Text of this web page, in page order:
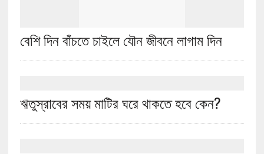
বেশি দিন বাঁচতে চাইলে যৌন জীবনে লাগাম দিন
ঋতুস্রাবের সময় মাটির ঘরে থাকতে হবে কেন?